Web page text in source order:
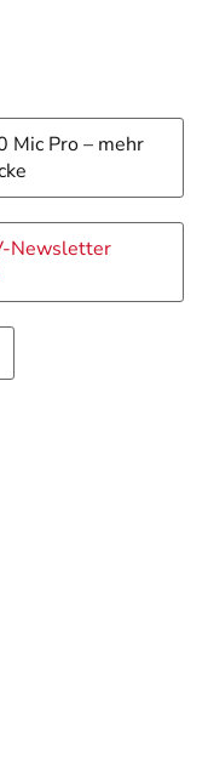
Mic Pro – mehr
Newsletter